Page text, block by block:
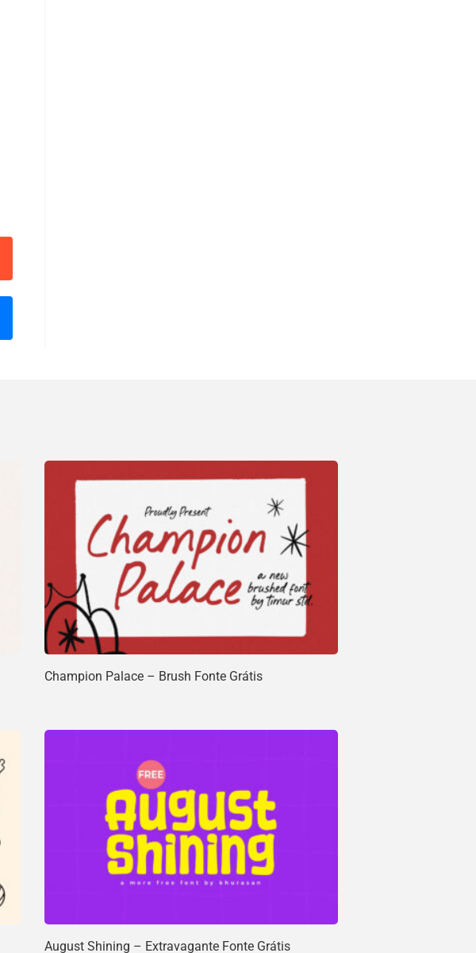
Champion Palace – Brush Fonte Grátis
August Shining – Extravagante Fonte Grátis